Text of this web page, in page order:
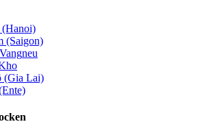
(Hanoi)
(Saigon)
neu
(Gia Lai)